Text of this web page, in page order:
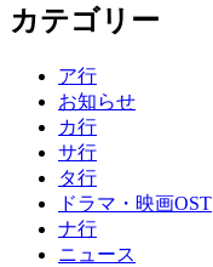
カテゴリー
ア行
お知らせ
カ行
サ行
タ行
ドラマ・映画OST
ナ行
ニュース